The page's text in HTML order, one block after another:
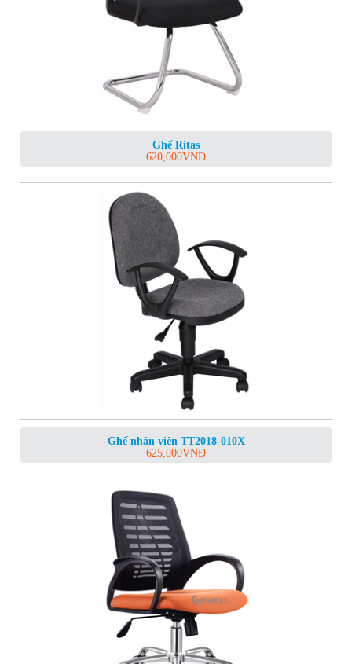
Ghế Ritas
620,000VNĐ
Ghế nhân viên TT2018-010X
625,000VNĐ